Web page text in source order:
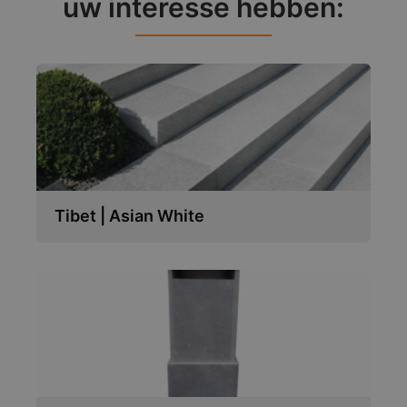
uw interesse hebben:
Tibet | Asian White